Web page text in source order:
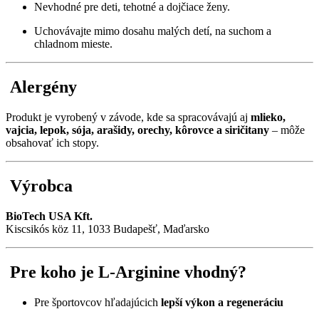
Nevhodné pre deti, tehotné a dojčiace ženy.
Uchovávajte mimo dosahu malých detí, na suchom a
chladnom mieste.
Alergény
Produkt je vyrobený v závode, kde sa spracovávajú aj mlieko,
vajcia, lepok, sója, arašidy, orechy, kôrovce a siričitany – môže
obsahovať ich stopy.
Výrobca
BioTech USA Kft.
Kiscsikós köz 11, 1033 Budapešť, Maďarsko
Pre koho je L-Arginine vhodný?
Pre športovcov hľadajúcich lepší výkon a regeneráciu